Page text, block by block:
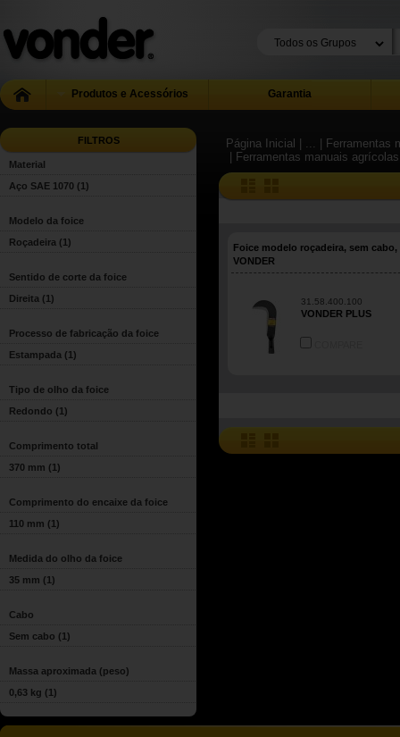
Produtos e Acessórios Garantia
FILTROS
Material
Aço SAE 1070 (1)
Modelo da foice
Roçadeira (1)
Sentido de corte da foice
Direita (1)
Processo de fabricação da foice
Estampada (1)
Tipo de olho da foice
Redondo (1)
Comprimento total
370 mm (1)
Comprimento do encaixe da foice
110 mm (1)
Medida do olho da foice
35 mm (1)
Cabo
Sem cabo (1)
Massa aproximada (peso)
0,63 kg (1)
Página Inicial | ...
|
| Ferramentas manuais
Foice modelo roçadeira, sem cabo,
VONDER
31.58.400.100
VONDER PLUS